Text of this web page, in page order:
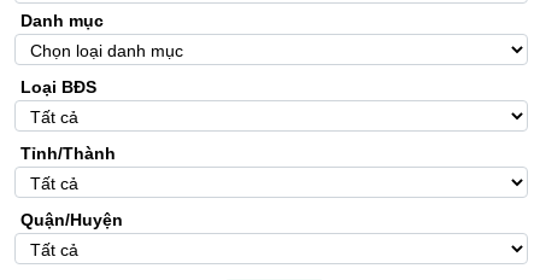
Danh mục
Loại BĐS
Tỉnh/Thành
Quận/Huyện